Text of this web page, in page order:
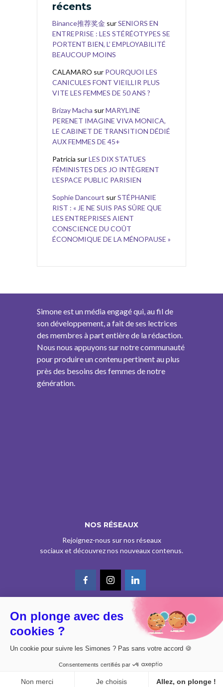
récents
Binance推荐奖金 surSENIORS EN
ENTREPRISE : LES STÉRÉOTYPES SE
PORTENT BIEN, L’ EMPLOYABILITÉ
BEAUCOUP MOINS
CALAMARO sur POURQUOI LES
CANICULES FONT VIEILLIR PLUS
VITE LES FEMMES DE 50 ANS ?
Brizay Macha surMARYLINE
PERENET IMAGINE VIVA MONICA,
LE CABINET DE TRANSITION DÉDIÉ
AUX FEMMES DE 45+
Patricia surLES DIX STATUES
FÉMINISTES DES JO INTÈGRENT
L’ESPACE PUBLIC PARISIEN
Sophie Dancourt surSTÉPHANIE
RIST : « JE NE SUIS PAS SÛRE QUE
LES ENTREPRISES AIENT
CONSCIENCE DU COÛT
ÉCONOMIQUE DE LA MÉNOPAUSE »
Simone est un média engagé qui, au fil de
son développement, a fait de ses lectrices
des membres à part entière de la rédaction.
Nous nous appuyons sur notre communauté
pour produire un contenu pertinent au plus
près des besoins des femmes de notre
génération.
NOS RÉSEAUX
Rejoignez-nous sur nos réseaux
sociaux et découvrez nos nouveaux contenus.
© CE SITE EST AGRÉÉ COMME SERVICE DE PRESSE EN LIGNE PAR LA
CPPAP SOUS LE N° 0626 Z 93934 (IPG ART.39BISA CGI)
POLITIQUE DE CONFIDENTIALITÉ
On plonge avec des
cookies ?
Un cookie pour suivre les Simones ? Pas sans votre accord 🍪
Consentements certifiés par
Non merci Je choisis Allez, on plonge !